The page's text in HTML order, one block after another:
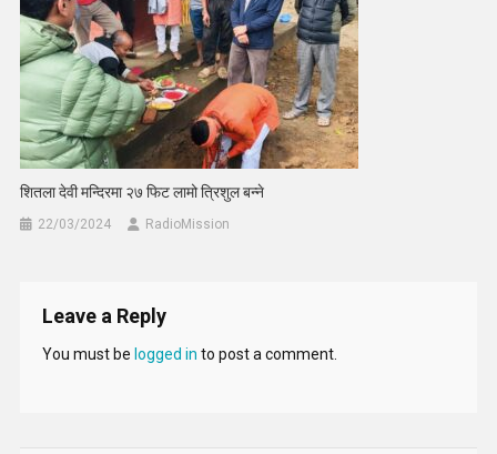
शितला देवी मन्दिरमा २७ फिट लामो त्रिशुल बन्ने
22/03/2024 RadioMission
Leave a Reply
You must be logged in to post a comment.